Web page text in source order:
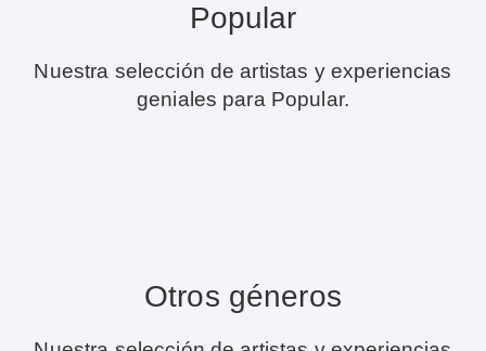
Popular
Nuestra selección de artistas y experiencias
geniales para Popular.
Otros géneros